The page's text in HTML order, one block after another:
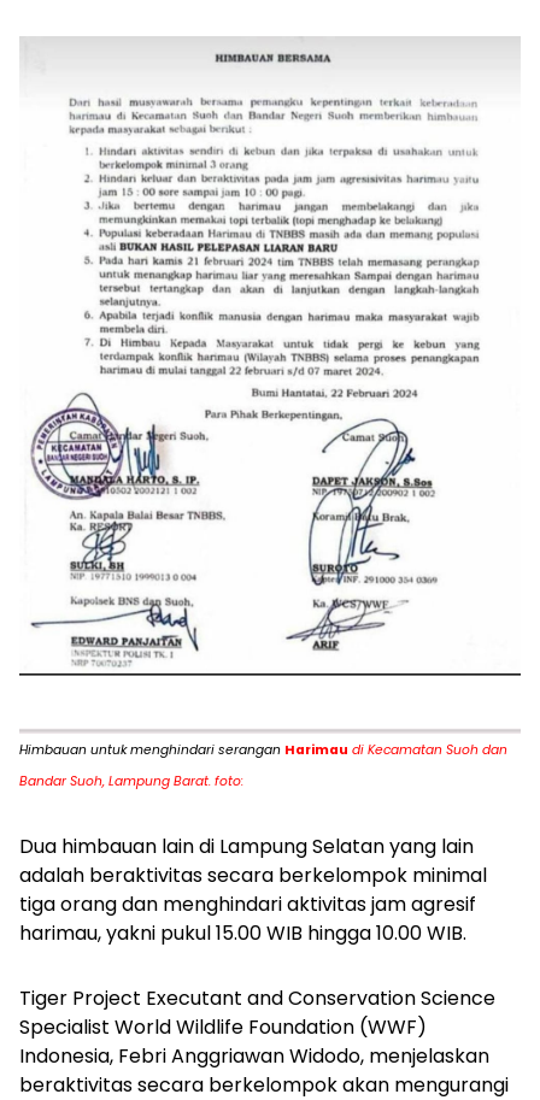
Himbauan untuk menghindari serangan Harimau di Kecamatan Suoh dan
Bandar Suoh, Lampung Barat. foto:
Dua himbauan lain di Lampung Selatan yang lain
adalah beraktivitas secara berkelompok minimal
tiga orang dan menghindari aktivitas jam agresif
harimau, yakni pukul 15.00 WIB hingga 10.00 WIB.
Tiger Project Executant and Conservation Science
Specialist World Wildlife Foundation (WWF)
Indonesia, Febri Anggriawan Widodo, menjelaskan
beraktivitas secara berkelompok akan mengurangi